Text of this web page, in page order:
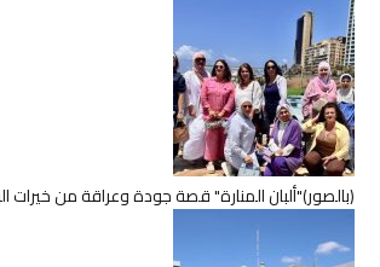
(بالصور)"ألبان المنارة" قصة جودة وعراقة من خيرات